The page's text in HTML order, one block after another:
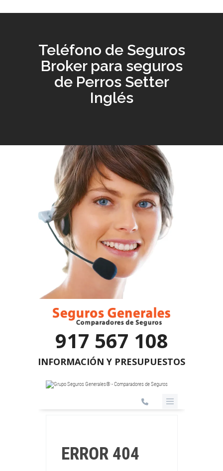
Teléfono de Seguros
Broker para seguros
de Perros Setter
Inglés
917 567 108
INFORMACIÓN Y PRESUPUESTOS